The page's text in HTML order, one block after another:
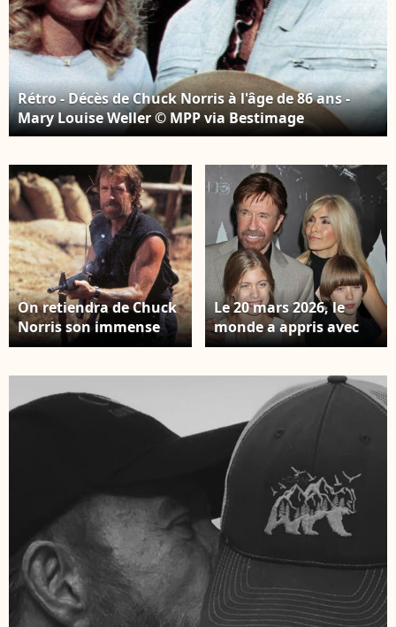
Rétro - Décès de Chuck Norris à l'âge de 86 ans -
Mary Louise Weller © MPP via Bestimage
On retiendra de Chuck
Norris son immense
carrière, ses
son statut de héros
Bestimage
Le 20 mars 2026, le
monde a appris avec
stupeur le décès de
86 ans. L'acteur et
maître des arts
martiaux s'est éteint,
entouré de sa famille,
marquant la fin d'une
ère pour le cinéma.
Chuck Norris et sa
famille - Première du
film "The Expendables
2" à Hollywood.
©BestImage